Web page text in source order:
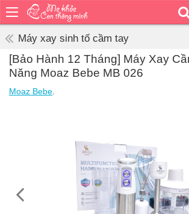
Bé
ăn
vệ
ngoài
Máy xay sinh tố cầm tay
[Bảo Hành 12 Tháng] Máy Xay
Năng Moaz Bebe MB 026
Moaz Bebe